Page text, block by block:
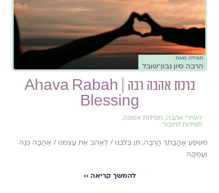
תפילה מאת
הרבה סיון נבון־שובל
ברכת אהבה רבה | Ahava Rabah
Blessing
//שירי אהבה, תפילות אמונה,
תפילות לחיבור
מִשֶּפַע אַהֲבָתְךָ הָרַבָּה, תֵּן בְּלִבֵּנוּ / לֶאֱהֹב אֶת עַצְמֵנוּ / אַהֲבָה כֵּנָה
וַעֲמֻקָּה
להמשך קריאה ››